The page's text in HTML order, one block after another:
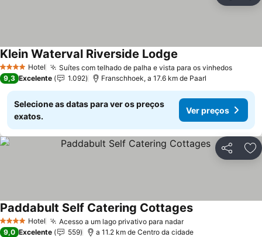
4 EstrelasHotel Suítes com telhado de palha e vista para os vinhedosVer
Klein Waterval Riverside Lodge
9,3 Excelente 1.092 Franschhoek, a 17.6 km de Paarl
Selecione as datas para ver os preços
exatos.
Ver preços
Partilhar
4 EstrelasHotel Acesso a um lago privativo para nadarVer preços
Paddabult Self Catering CottagesVer preços
9,0 Excelente 559 a 11.2 km de Centro da cidade